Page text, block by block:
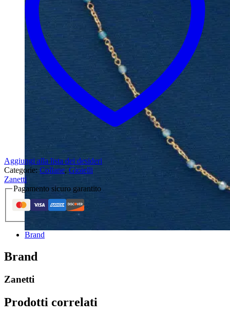
Aggiungi alla lista dei desideri
Categorie: Collane, Gioielli
Zanetti
Pagamento sicuro garantito
Brand
Brand
Zanetti
Prodotti correlati